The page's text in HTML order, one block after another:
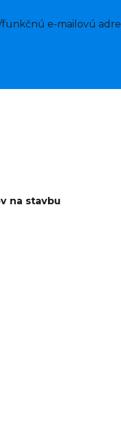
e-mailovú
na stavbu